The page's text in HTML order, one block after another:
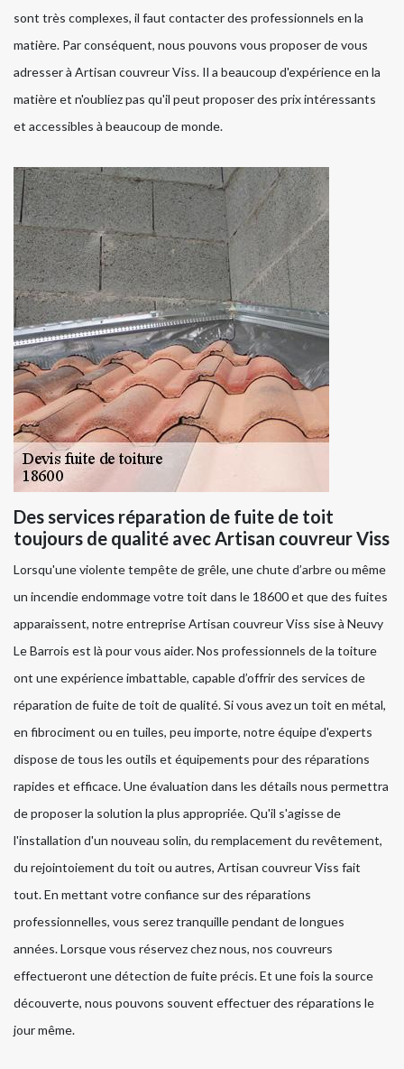
sont très complexes, il faut contacter des professionnels en la
matière. Par conséquent, nous pouvons vous proposer de vous
adresser à Artisan couvreur Viss. Il a beaucoup d'expérience en la
matière et n'oubliez pas qu'il peut proposer des prix intéressants
et accessibles à beaucoup de monde.
Des services réparation de fuite de toit
toujours de qualité avec Artisan couvreur Viss
Lorsqu'une violente tempête de grêle, une chute d’arbre ou même
un incendie endommage votre toit dans le 18600 et que des fuites
apparaissent, notre entreprise Artisan couvreur Viss sise à Neuvy
Le Barrois est là pour vous aider. Nos professionnels de la toiture
ont une expérience imbattable, capable d’offrir des services de
réparation de fuite de toit de qualité. Si vous avez un toit en métal,
en fibrociment ou en tuiles, peu importe, notre équipe d'experts
dispose de tous les outils et équipements pour des réparations
rapides et efficace. Une évaluation dans les détails nous permettra
de proposer la solution la plus appropriée. Qu'il s'agisse de
l'installation d'un nouveau solin, du remplacement du revêtement,
du rejointoiement du toit ou autres, Artisan couvreur Viss fait
tout. En mettant votre confiance sur des réparations
professionnelles, vous serez tranquille pendant de longues
années. Lorsque vous réservez chez nous, nos couvreurs
effectueront une détection de fuite précis. Et une fois la source
découverte, nous pouvons souvent effectuer des réparations le
jour même.